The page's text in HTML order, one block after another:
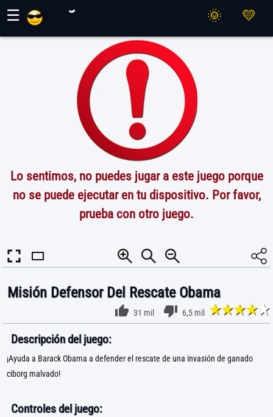
☰
Lo sentimos, no puedes jugar a este juego porque
no se puede ejecutar en tu dispositivo. Por favor,
prueba con otro juego.
Misión Defensor Del Rescate Obama
31 mil 6,5 mil
Descripción del juego:
¡Ayuda a Barack Obama a defender el rescate de una invasión de ganado
ciborg malvado!
Controles del juego: